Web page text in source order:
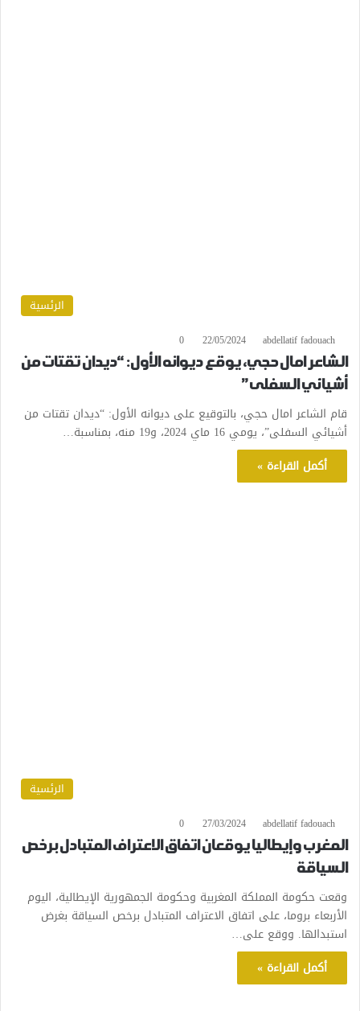
الرئسية
abdellatif fadouach
22/05/2024
0
الشاعر امال حجي، يوقع ديوانه الأول: “ديدان تقتات من
أشيائي السفلى”
قام الشاعر امال حجي، بالتوقيع على ديوانه الأول: “ديدان تقتات من
أشيائي السفلى”، يومي 16 ماي 2024، و19 منه، بمناسبة…
أكمل القراءة »
الرئسية
abdellatif fadouach
27/03/2024
0
المغرب وإيطاليا يوقعان اتفاق الاعتراف المتبادل برخص
السياقة
وقعت حكومة المملكة المغربية وحكومة الجمهورية الإيطالية، اليوم
الأربعاء بروما، على اتفاق الاعتراف المتبادل برخص السياقة بغرض
استبدالها. ووقع على…
أكمل القراءة »